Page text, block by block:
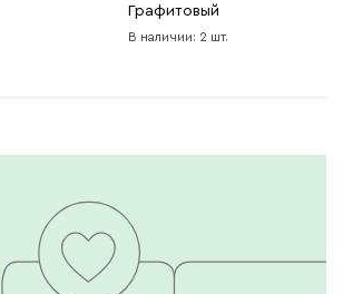
Графитовый
В наличии: 2 шт.